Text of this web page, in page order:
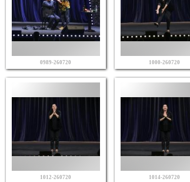
0989-260720 1000-260720
1012-260720 1014-260720